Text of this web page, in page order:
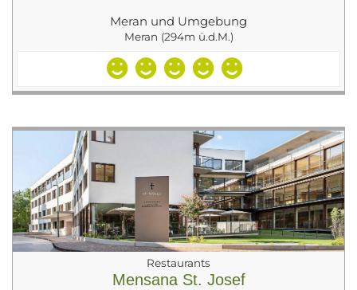
Meran und Umgebung
Meran (294m ü.d.M.)
Restaurants
Mensana St. Josef